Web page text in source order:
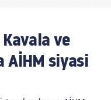
ve
AİHM siyasi